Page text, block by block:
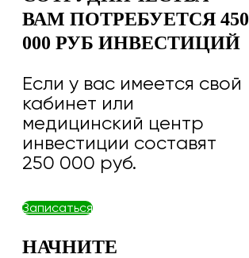
ВАМ ПОТРЕБУЕТСЯ 450
000 РУБ ИНВЕСТИЦИЙ
Если у вас имеется свой
кабинет или
медицинский центр
инвестиции составят
250 000 руб.
Записаться
НАЧНИТЕ